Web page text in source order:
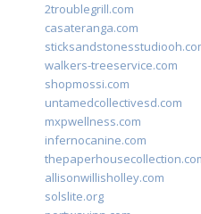
2troublegrill.com
casateranga.com
walkers-treeservice.com
shopmossi.com
untamedcollectivesd.com
mxpwellness.com
infernocanine.com
allisonwillisholley.com
solslite.org